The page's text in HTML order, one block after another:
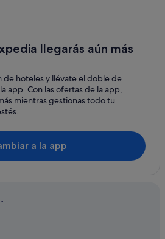
en Nervión
hoteles
en Sevilla
Cerro-Amate
en Sevilla
en San Pablo-Santa Justa
Nervión
Nervión
llegarás aún más
de hoteles y llévate el doble de
app. Con las ofertas de la app,
mientras gestionas todo tu
a la app